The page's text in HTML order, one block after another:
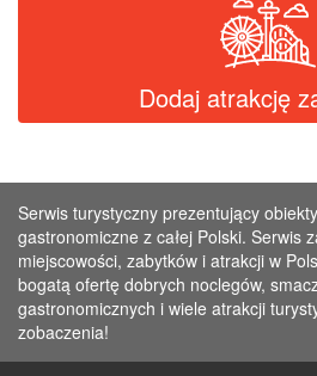
Dodaj atrakcję
Serwis turystyczny prezentujący
gastronomiczne z całej Polski. Serwis
miejscowości, zabytków i atrakcji w
bogatą ofertę dobrych noclegów,
gastronomicznych i wiele atrakcji
zobaczenia!